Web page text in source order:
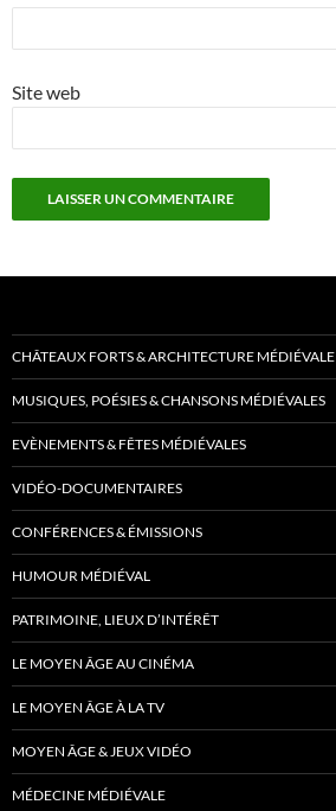
Site web
CHÂTEAUX FORTS & ARCHITECTURE MÉDIÉVALE
MUSIQUES, POÉSIES & CHANSONS MÉDIÉVALES
EVÈNEMENTS & FÊTES MÉDIÉVALES
VIDÉO-DOCUMENTAIRES
CONFÉRENCES & ÉMISSIONS
HUMOUR MÉDIÉVAL
PATRIMOINE, LIEUX D’INTÉRÊT
LE MOYEN ÂGE AU CINÉMA
LE MOYEN ÂGE À LA TV
MOYEN ÂGE & JEUX VIDÉO
MÉDECINE MÉDIÉVALE